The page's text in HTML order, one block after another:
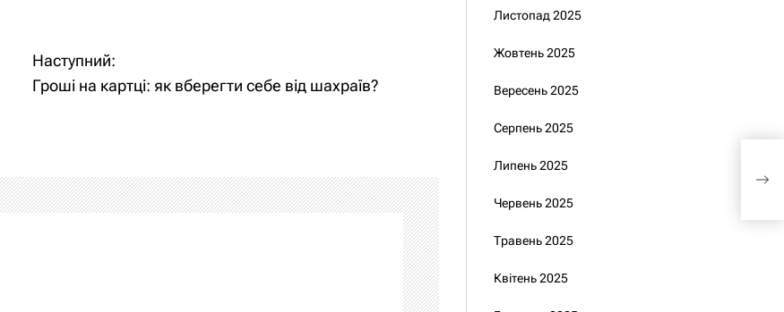
Наступний:
Гроші на картці: як вберегти себе від шахраїв?
Листопад 2025
Жовтень 2025
Вересень 2025
Серпень 2025
Липень 2025
Червень 2025
Травень 2025
Квітень 2025
від